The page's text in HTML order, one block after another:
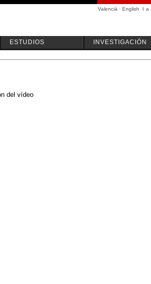
Valencià · English I a
ESTUDIOS INVESTIGACIÓN
del vídeo